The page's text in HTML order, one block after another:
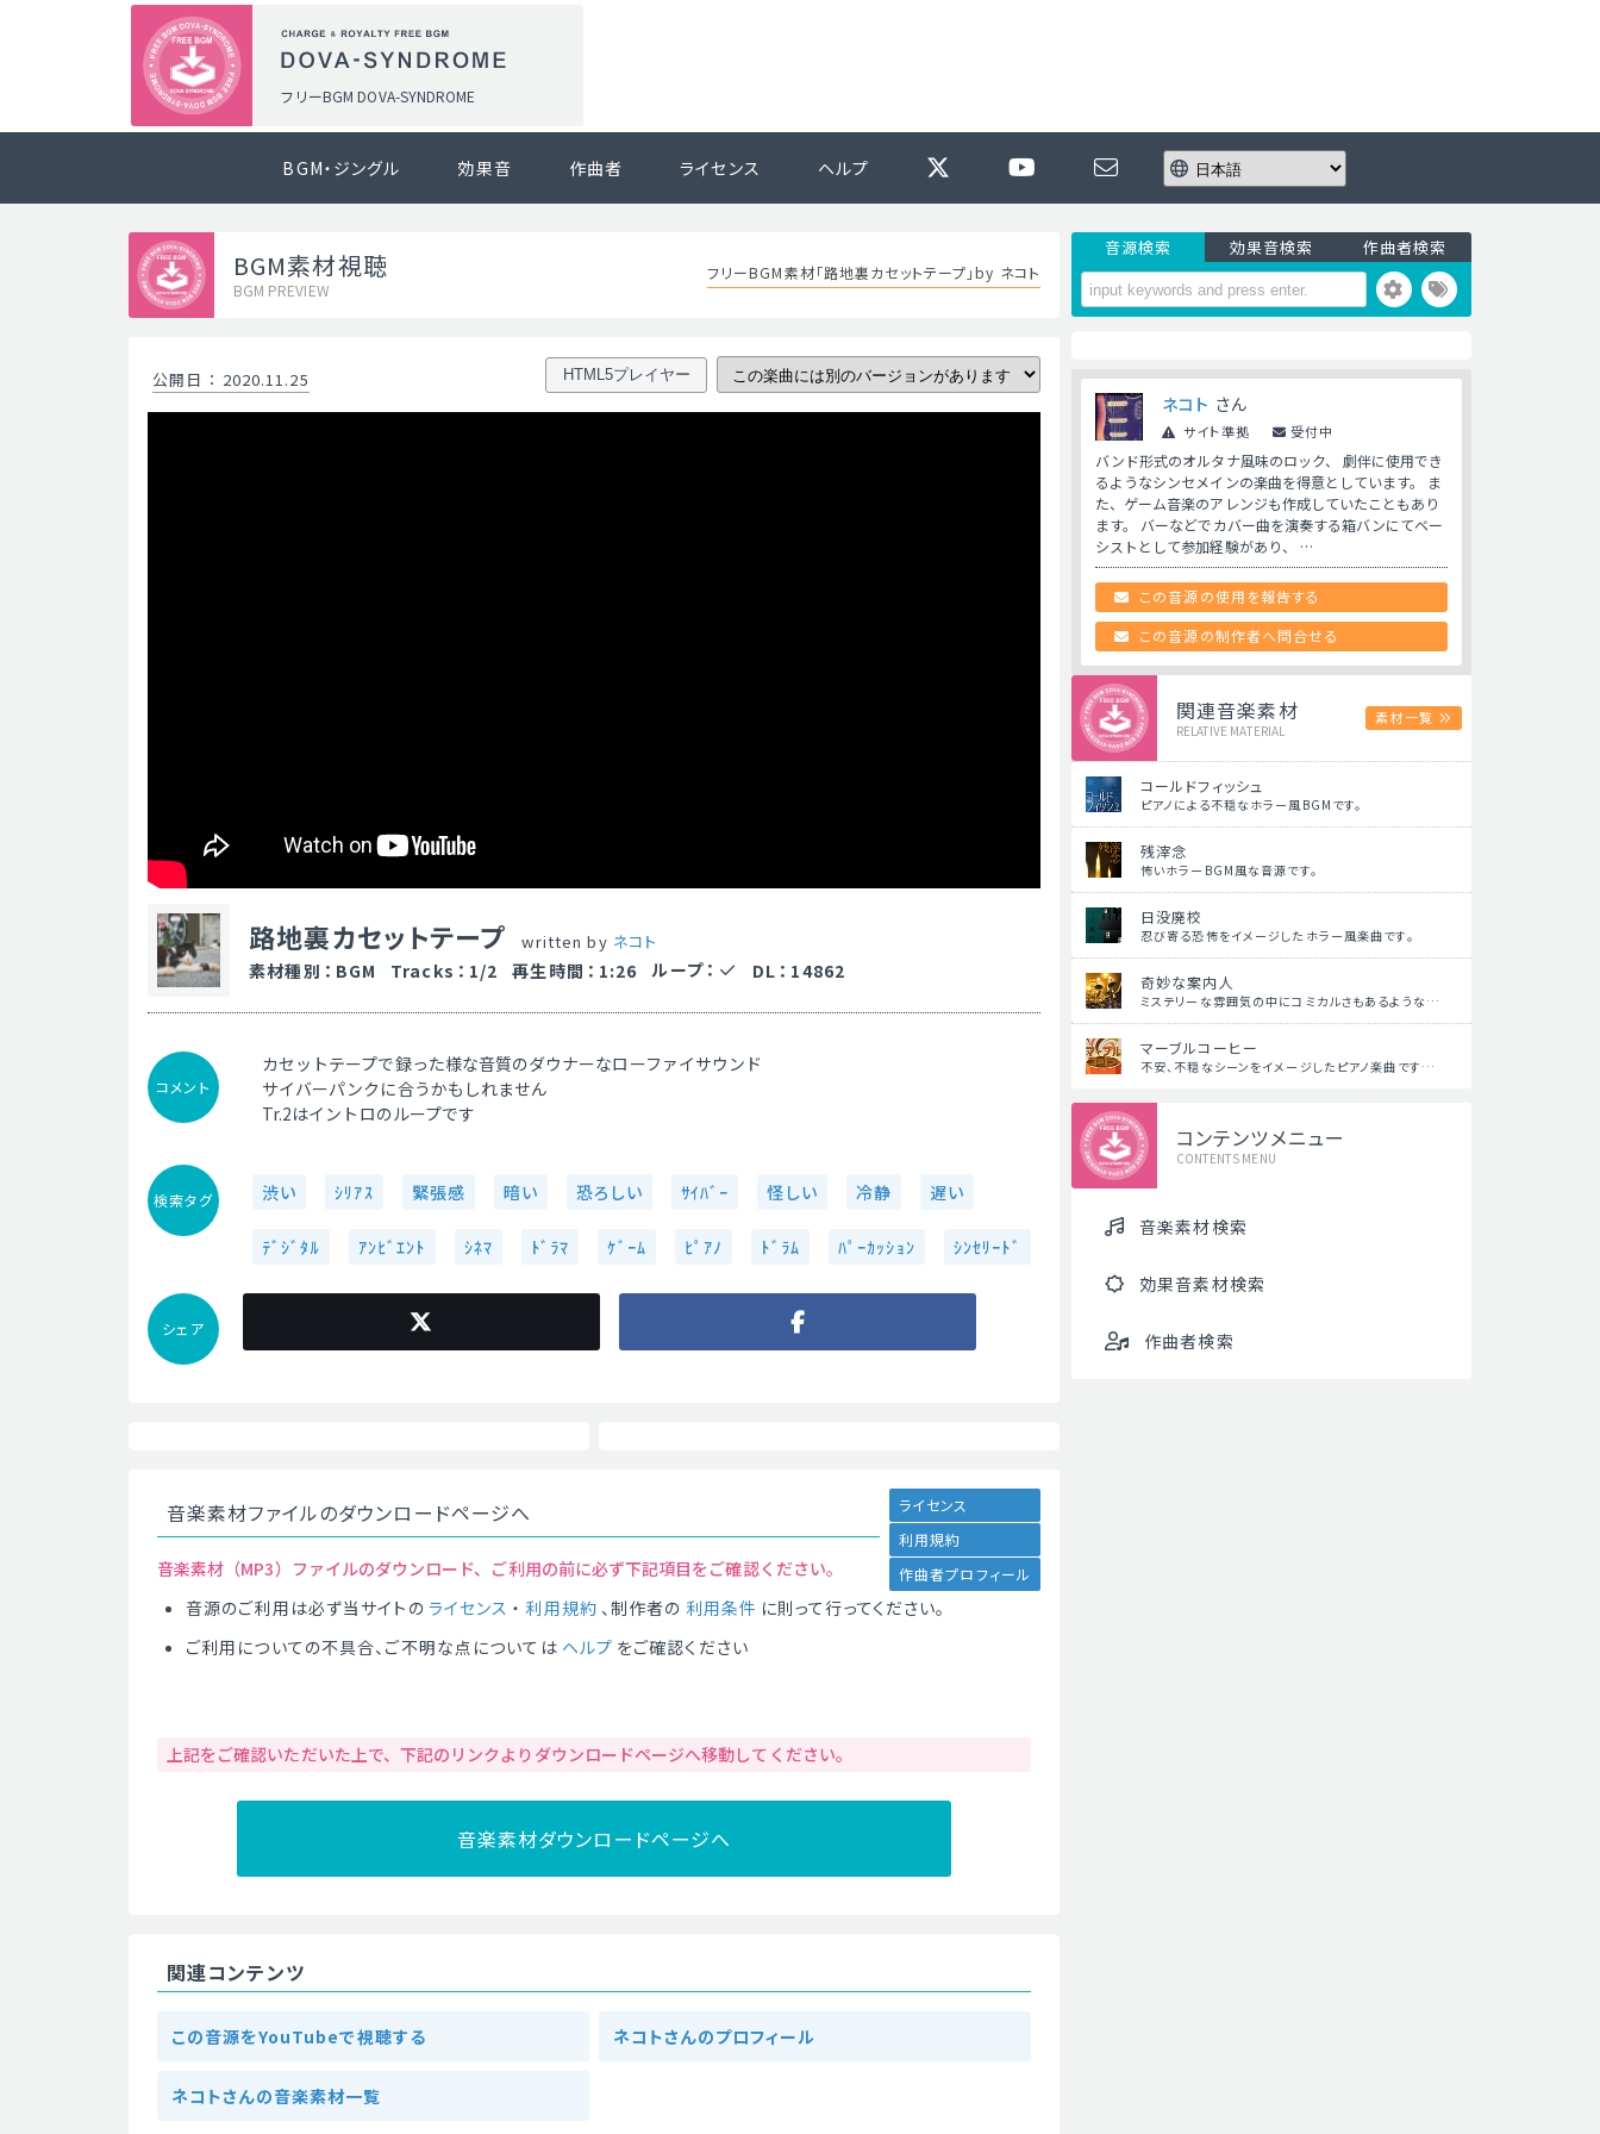
フリーBGM DOVA-SYNDROME
BGM・ジングル 効果音 作曲者 ライセンス ヘルプ
BGM素材視聴
BGM PREVIEW
フリーBGM素材「路地裏カセットテープ」by ネコト
公開日 ： 2020.11.25 HTML5プレイヤー
路地裏カセットテープ written by ネコト
素材種別 ： BGM Tracks ： 1/2 再生時間 ： 1:26 ループ ： DL ： 14862
コメント
カセットテープで録った様な音質のダウナーなローファイサウンド
サイバーパンクに合うかもしれません
Tr.2はイントロのループです
検索タグ 渋い ｼﾘｱｽ 緊張感 暗い 恐ろしい ｻｲﾊﾞｰ 怪しい 冷静 遅い
ﾃﾞｼﾞﾀﾙ ｱﾝﾋﾞｴﾝﾄ ｼﾈﾏ ﾄﾞﾗﾏ ｹﾞｰﾑ ﾋﾟｱﾉ ﾄﾞﾗﾑ ﾊﾟｰｶｯｼｮﾝ ｼﾝｾﾘｰﾄﾞ
シェア
音楽素材ファイルのダウンロードページへ
ライセンス
利用規約
作曲者プロフィール
音楽素材（MP3）ファイルのダウンロード、ご利用の前に必ず下記項目をご確認ください。
音源のご利用は必ず当サイトの ライセンス ・ 利用規約 、制作者の 利用条件 に則って行ってください。
ご利用についての不具合、ご不明な点については ヘルプ をご確認ください
上記をご確認いただいた上で、下記のリンクよりダウンロードページへ移動してください。
音楽素材ダウンロードページへ
関連コンテンツ
この音源をYouTubeで視聴する ネコトさんのプロフィール
ネコトさんの音楽素材一覧
音源検索 効果音検索 作曲者検索
ネコト さん
サイト準拠 受付中
バンド形式のオルタナ風味のロック、 劇伴に使用でき
るようなシンセメインの楽曲を得意としています。 ま
た、ゲーム音楽のアレンジも作成していたこともあり
ます。 バーなどでカバー曲を演奏する箱バンにてベー
シストとして参加経験があり、 …
この音源の使用を報告する
この音源の制作者へ問合せる
関連音楽素材
RELATIVE MATERIAL
素材一覧
コールドフィッシュ
ピアノによる不穏なホラー風BGMです。
残滓念
怖いホラーBGM風な音源です。
日没廃校
忍び寄る恐怖をイメージしたホラー風楽曲です。
奇妙な案内人
ミステリーな雰囲気の中にコミカルさもあるような…
マーブルコーヒー
不安、不穏なシーンをイメージしたピアノ楽曲です…
コンテンツメニュー
CONTENTS MENU
音楽素材検索
効果音素材検索
作曲者検索